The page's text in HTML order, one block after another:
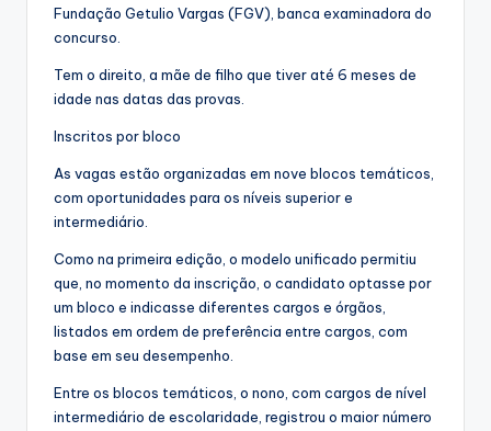
Fundação Getulio Vargas (FGV), banca examinadora do
concurso.
Tem o direito, a mãe de filho que tiver até 6 meses de
idade nas datas das provas.
Inscritos por bloco
As vagas estão organizadas em nove blocos temáticos,
com oportunidades para os níveis superior e
intermediário.
Como na primeira edição, o modelo unificado permitiu
que, no momento da inscrição, o candidato optasse por
um bloco e indicasse diferentes cargos e órgãos,
listados em ordem de preferência entre cargos, com
base em seu desempenho.
Entre os blocos temáticos, o nono, com cargos de nível
intermediário de escolaridade, registrou o maior número